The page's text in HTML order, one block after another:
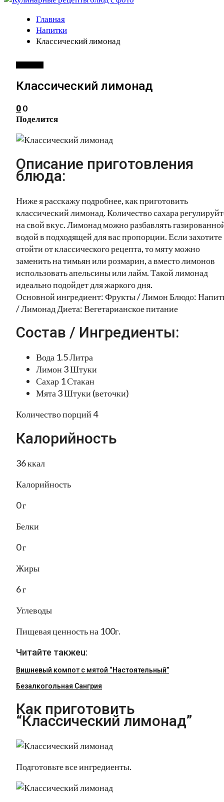
Главная
Напитки
Классический лимонад
Классический лимонад
0 0
Поделится
Описание приготовления
блюда:
Ниже я расскажу подробнее, как приготовить
классический лимонад. Количество сахара
на свой вкус. Лимонад можно разбавлять
водой в подходящей для вас пропорции. Если захотите
отойти от классического рецепта, то мяту можно
заменить на тимьян или розмарин, а вместо лимонов
использовать апельсины или лайм. Такой лимонад
идеально подойдет для жаркого дня.
Основной ингредиент: Фрукты / Лимон Блюдо:
/ Лимонад Диета: Вегетарианское питание
Состав / Ингредиенты:
Вода 1.5 Литра
Лимон 3 Штуки
Сахар 1 Стакан
Мята 3 Штуки (веточки)
Количество порций 4
Калорийность
36 ккал
Калорийность
0 г
Белки
0 г
Жиры
6 г
Углеводы
Пищевая ценность на 100г.
Читайте такжеu:
Вишневый компот с мятой “Настоятельный”
Безалкогольная Сангрия
Как приготовить
“Классический лимонад”
Подготовьте все ингредиенты.